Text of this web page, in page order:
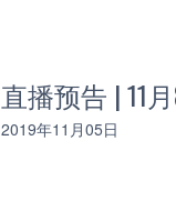
直播预告 | 11
2019年11月05日